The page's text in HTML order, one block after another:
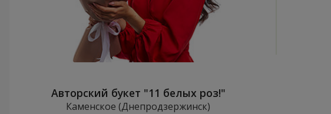
Авторский букет "11 белых роз!"
Каменское (Днепродзержинск)